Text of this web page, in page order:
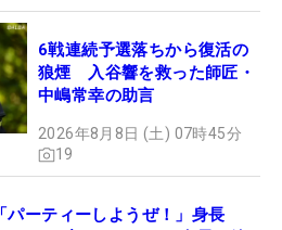
6戦連続予選落ちから復活の
狼煙 入谷響を救った師匠・
中嶋常幸の助言
2026年8月8日 (土) 07時45分
19
「パーティーしようぜ！」身長